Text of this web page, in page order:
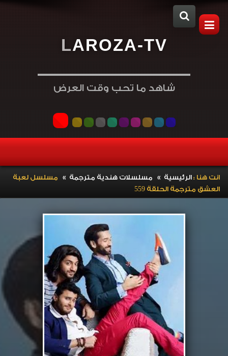
LAROZA-TV
شاهد ما تحب وقت العرض
انت هنا :الرئيسية » مسلسلات هندية مترجمة » مسلسل لعبة
العشق مترجمة الحلقة 559